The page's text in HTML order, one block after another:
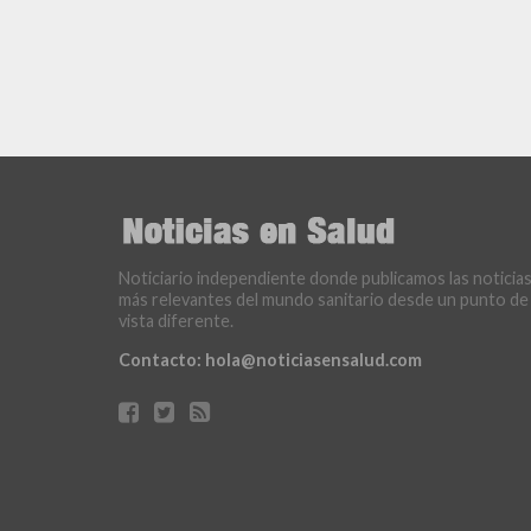
Noticiario independiente donde publicamos las noticias
más relevantes del mundo sanitario desde un punto de
vista diferente.
Contacto: hola@noticiasensalud.com